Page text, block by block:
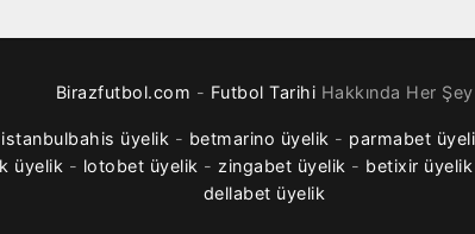
Birazfutbol.com - Futbol Tarihi Hakkında Her Şey
istanbulbahis üyelik - betmarino üyelik - parmabet
üyelik - lotobet üyelik - zingabet üyelik - betixir üyelik
dellabet üyelik